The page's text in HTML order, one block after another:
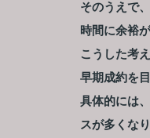
そのうえで
時間に余裕
こうした考
早期成約を
具体的には
スが多くなり